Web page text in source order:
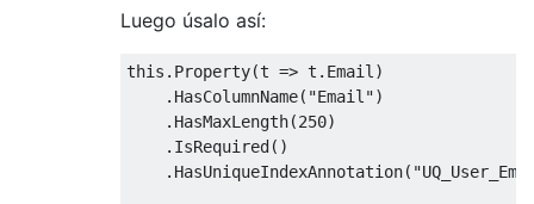
Luego úsalo así:
this . Property(t => t . Email )
. HasColumnName( "Email")
. HasMaxLength(250)
. IsRequired()
. HasUniqueIndexAnnotation(